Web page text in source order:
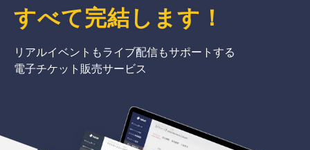
すべて完結 します ！
リアルイベントもライブ配信もサポートする
電子チケット販売サービス